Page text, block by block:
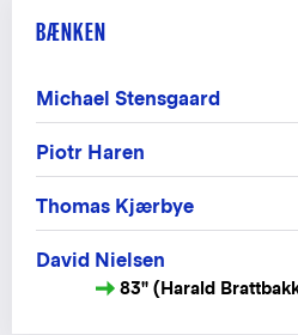
BÆNKEN
Michael Stensgaard
Piotr Haren
Thomas Kjærbye
David Nielsen
83" (Harald